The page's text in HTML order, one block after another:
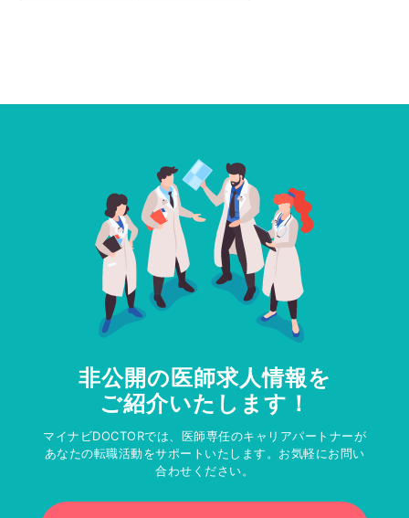
非公開の医師求人情報を
ご紹介いたします！
マイナビDOCTORでは、医師専任のキャリアパートナーが
あなたの転職活動をサポートいたします。お気軽にお問い
合わせください。